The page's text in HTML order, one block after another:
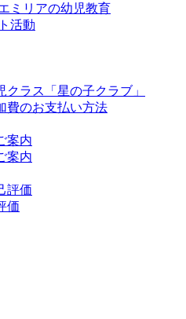
ミリアの幼児教育
活動
クラス「星の子クラブ」
費のお支払い方法
案内
案内
評価
価